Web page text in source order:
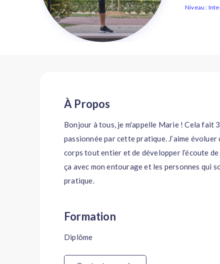
Niveau :
À Propos
Bonjour à tous, je m'appelle Marie ! Cela fait
passionnée par cette pratique. J’aime
corps tout entier et de développer l’écoute
ça avec mon entourage et les personnes qui
pratique.
Formation
Diplôme